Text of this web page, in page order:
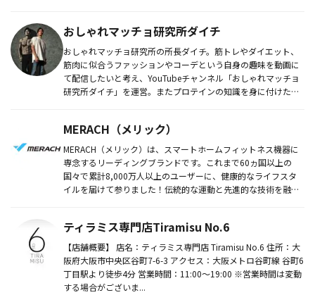
おしゃれマッチョ研究所ダイチ
おしゃれマッチョ研究所の所長ダイチ。筋トレやダイエット、
筋肉に似合うファッションやコーデという自身の趣味を動画に
て配信したいと考え、YouTubeチャンネル「おしゃれマッチョ
研究所ダイチ」を運営。またプロテインの知識を身に付けたい
MERACH（メリック）
MERACH（メリック）は、スマートホームフィットネス機器に
専念するリーディングブランドです。これまで60ヵ国以上の
国々で累計8,000万人以上のユーザーに、健康的なライフスタ
イルを届けて参りました！伝統的な運動と先進的な技術を融合
ティラミス専門店Tiramisu No.6
【店舗概要】 店名：ティラミス専門店 Tiramisu No.6 住所：大
阪府大阪市中央区谷町7-6-3 アクセス：大阪メトロ谷町線 谷町6
丁目駅より徒歩4分 営業時間：11:00〜19:00 ※営業時間は変動
する場合がございま...